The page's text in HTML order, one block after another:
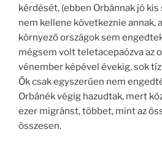
kérdését, (ebben Orbánnak jó kis
nem kellene következnie annak,
környező országok sem
mégsem volt teletacepaózva az
vénember képével évekig, sok
Ők csak egyszerűen nem
Orbánék végig hazudtak, mert
ezer migránst, többet, mint az
összesen.